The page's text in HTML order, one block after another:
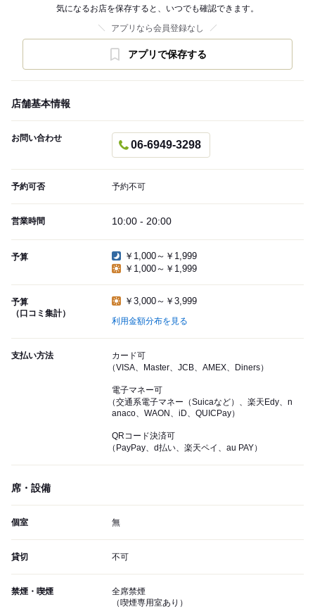
気になるお店を保存すると、いつでも確認できます。
アプリなら会員登録なし
アプリで保存する
店舗基本情報
お問い合わせ
06-6949-3298
予約可否 予約不可
営業時間 10:00 - 20:00
予算
￥1,000～￥1,999
￥1,000～￥1,999
予算
（口コミ集計）
￥3,000～￥3,999
利用金額分布を見る
支払い方法
カード可
（VISA、Master、JCB、AMEX、Diners）
電子マネー可
（交通系電子マネー（Suicaなど）、楽天Edy、n
anaco、WAON、iD、QUICPay）
QRコード決済可
（PayPay、d払い、楽天ペイ、au PAY）
席・設備
個室 無
貸切 不可
禁煙・喫煙
全席禁煙
（喫煙専用室あり）